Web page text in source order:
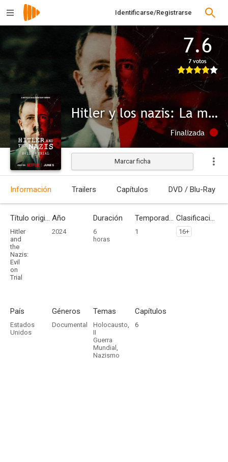
Identificarse/Registrarse
7.6
7 votos
Hitler y los nazis: La maldad a juicio
Finalizada
Marcar ficha
Información Trailers Capítulos DVD / Blu-Ray
Título original
Hitler
and
the
Nazis:
Evil
on
Trial
Año
2024
Duración
6
horas
Temporadas
1
Clasificación por edades
16+
País
Estados
Unidos
Géneros
Documental
Temas
Holocausto,
II
Guerra
Mundial,
Nazismo
Capítulos
6